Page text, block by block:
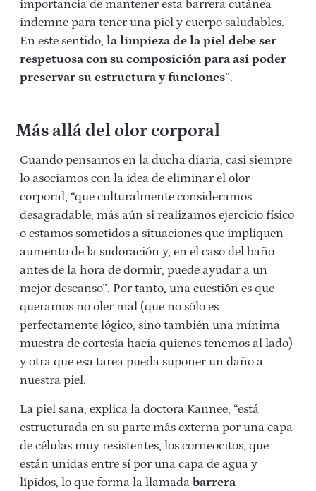
importancia de mantener esta barrera cutánea
indemne para tener una piel y cuerpo saludables.
En este sentido, la limpieza de la piel debe ser
respetuosa con su composición para así poder
preservar su estructura y funciones”.
Más allá del olor corporal
Cuando pensamos en la ducha diaria, casi siempre
lo asociamos con la idea de eliminar el olor
corporal, “que culturalmente consideramos
desagradable, más aún si realizamos ejercicio físico
o estamos sometidos a situaciones que impliquen
aumento de la sudoración y, en el caso del baño
antes de la hora de dormir, puede ayudar a un
mejor descanso”. Por tanto, una cuestión es que
queramos no oler mal (que no sólo es
perfectamente lógico, sino también una mínima
muestra de cortesía hacia quienes tenemos al lado)
y otra que esa tarea pueda suponer un daño a
nuestra piel.
La piel sana, explica la doctora Kannee, “está
estructurada en su parte más externa por una capa
de células muy resistentes, los corneocitos, que
están unidas entre sí por una capa de agua y
lípidos, lo que forma la llamada barrera